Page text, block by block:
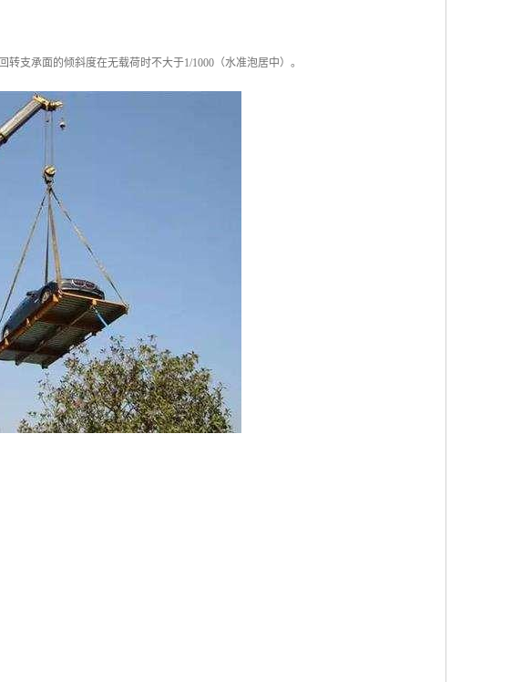
支承面的倾斜度在无载荷时不大于1/1000（水准泡居中）。